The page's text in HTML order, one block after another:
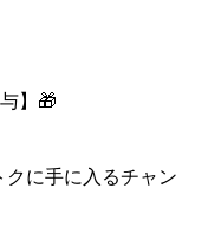
】🎁
に手に入るチャン